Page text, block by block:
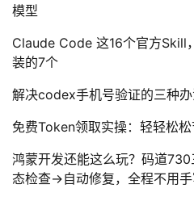
模型
Claude Code 这16个官方Skill
装的7个
解决codex手机号验证的三种办
免费Token领取实操：轻轻松
鸿蒙开发还能这么玩？码道
态检查→自动修复，全程不用